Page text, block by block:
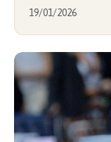
19/01/2026